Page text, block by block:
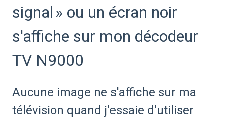
signal » ou un écran noir
s'affiche sur mon décodeur
TV N9000
Aucune image ne s'affiche sur ma
télévision quand j'essaie d'utiliser